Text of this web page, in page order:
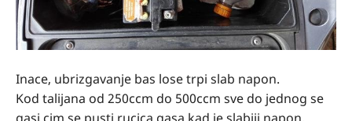
Inace, ubrizgavanje bas lose trpi slab napon.
Kod talijana od 250ccm do 500ccm sve do jednog se